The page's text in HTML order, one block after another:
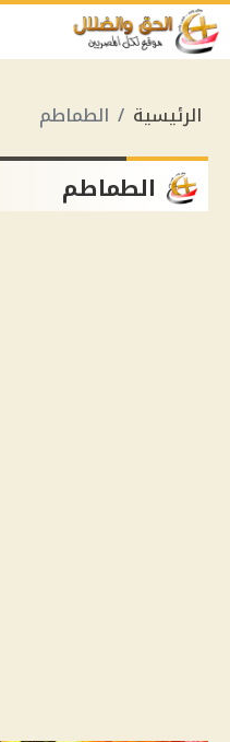
الرئيسية الطماطم
الطماطم